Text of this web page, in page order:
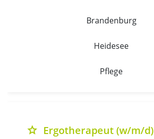
Brandenburg
Heidesee
Pflege
grade Ergotherapeut (w/m/d)